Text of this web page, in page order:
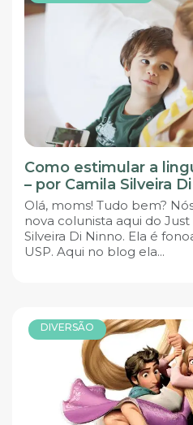
Como estimular a
– por Camila Silveira
Olá, moms! Tudo bem?
nova colunista aqui do
Silveira Di Ninno. Ela é
USP. Aqui no blog ela...
DIVERSÃO